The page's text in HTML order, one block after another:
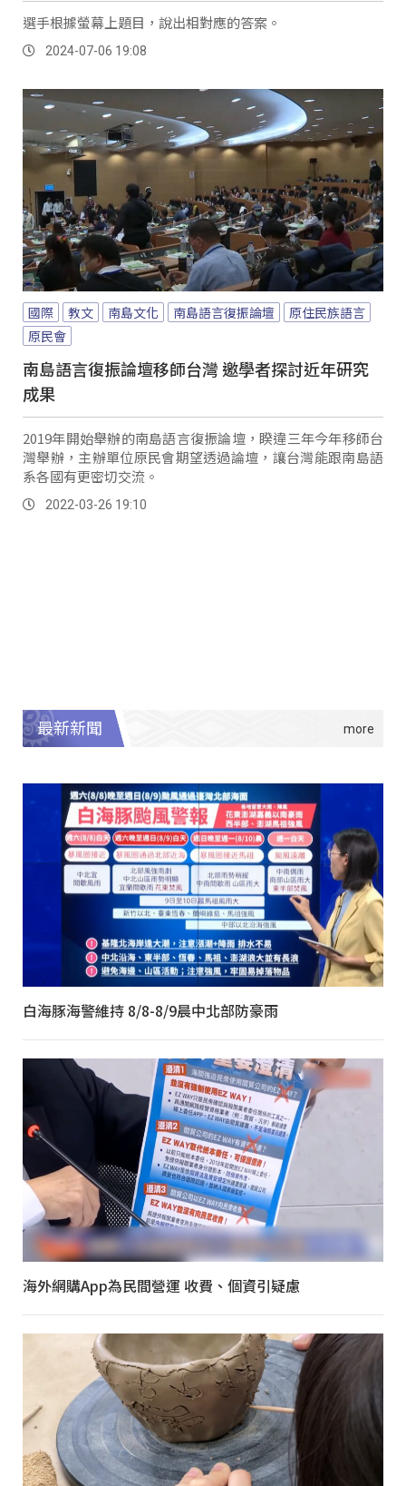
選手根據螢幕上題目，說出相對應的答案。
2024-07-06 19:08
國際 教文 南島文化 南島語言復振論壇
原住民族語言
原民會
南島語言復振論壇移師台灣 邀學者探討近年研究
成果
2019年開始舉辦的南島語言復振論壇，睽違三年今年移師台
灣舉辦，主辦單位原民會期望透過論壇，讓台灣能跟南島語
系各國有更密切交流。
2022-03-26 19:10
最新新聞
白海豚海警維持 8/8-8/9晨中北部防豪雨
海外網購App為民間營運 收費、個資引疑慮